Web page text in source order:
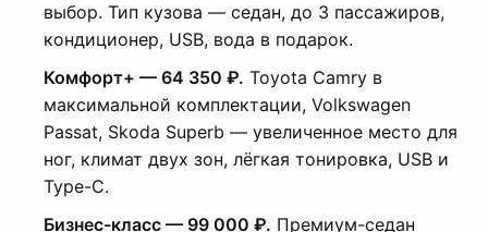
выбор. Тип кузова — седан, до 3 пассажиров,
кондиционер, USB, вода в подарок.
Комфорт+ — 64 350 ₽. Toyota Camry в
максимальной комплектации, Volkswagen
Passat, Skoda Superb — увеличенное место для
ног, климат двух зон, лёгкая тонировка, USB и
Type-C.
Бизнес-класс — 99 000 ₽. Премиум-седан